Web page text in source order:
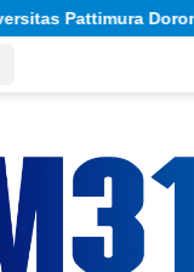
Jejaring